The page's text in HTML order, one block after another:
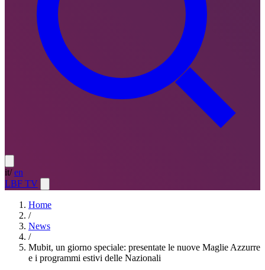
it/ en
LBF TV
Home
/
News
/
Mubit, un giorno speciale: presentate le nuove Maglie Azzurre
e i programmi estivi delle Nazionali